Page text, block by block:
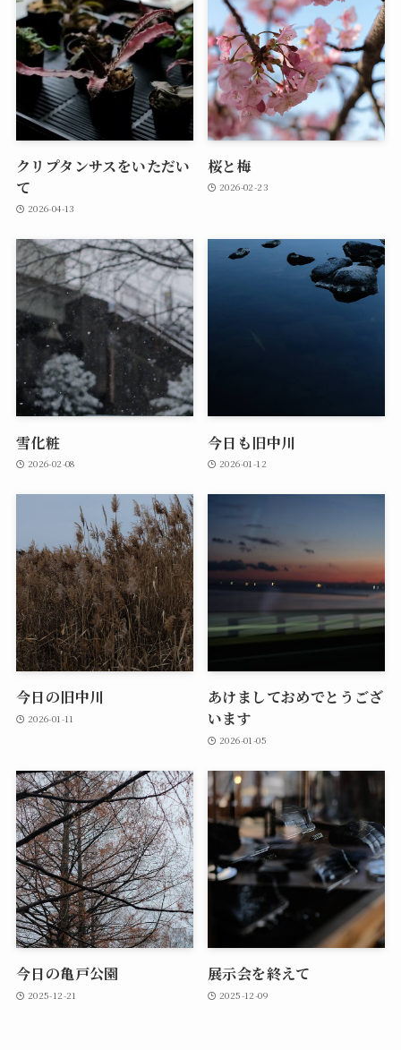
クリプタンサスをいただい
て
2026-04-13
桜と梅
2026-02-23
雪化粧
2026-02-08
今日も旧中川
2026-01-12
今日の旧中川
2026-01-11
あけましておめでとうござ
います
2026-01-05
今日の亀戸公園
2025-12-21
展示会を終えて
2025-12-09